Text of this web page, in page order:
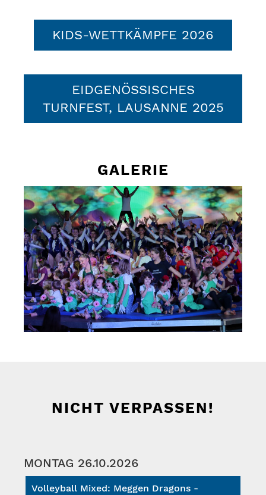
KIDS-WETTKÄMPFE 2026
EIDGENÖSSISCHES
TURNFEST, LAUSANNE 2025
GALERIE
NICHT VERPASSEN!
MONTAG 26.10.2026
Volleyball Mixed: Meggen Dragons -